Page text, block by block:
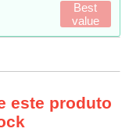
Best
value
este produto